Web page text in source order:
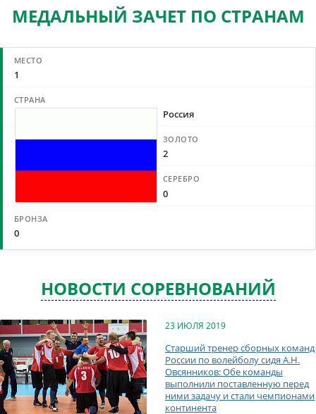
МЕДАЛЬНЫЙ ЗАЧЕТ ПО СТРАНАМ
1
Россия
2
0
0
НОВОСТИ СОРЕВНОВАНИЙ
23 ИЮЛЯ 2019
Старший тренер сборных команд
России по волейболу сидя А.Н.
Овсянников: Обе команды
выполнили поставленную перед
ними задачу и стали чемпионами
континента